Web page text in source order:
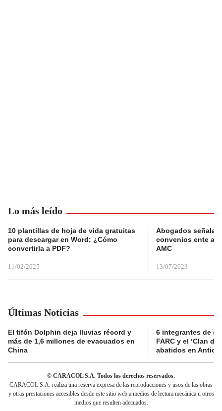
Lo más leído
10 plantillas de hoja de vida gratuitas
para descargar en Word: ¿Cómo
convertirla a PDF?
11/02/2025
Abogados
convenios ente
AMC
13/07/2023
Últimas Noticias
El tifón Dolphin deja lluvias récord y
más de 1,6 millones de evacuados en
China
6 integrantes de
FARC y el ‘Clan
abatidos en
© CARACOL S.A. Todos los derechos reservados.
CARACOL S.A. realiza una reserva expresa de las reproducciones y usos de las obras
y otras prestaciones accesibles desde este sitio web a medios de lectura mecánica u otros
medios que resulten adecuados.